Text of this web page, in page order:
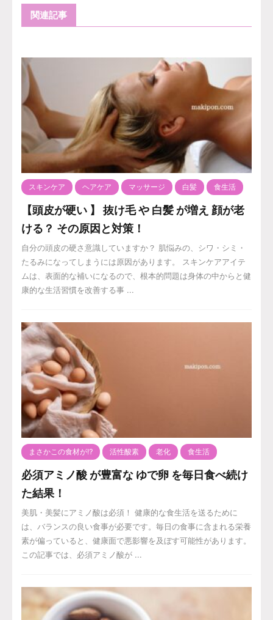
関連記事
スキンケア ヘアケア マッサージ 白髪 食生活
【頭皮が硬い 】 抜け毛 や 白髪 が増え 顔が老
ける？ その原因と対策！
自分の頭皮の硬さ意識していますか？ 肌悩みの、シワ・シミ・
たるみになってしまうには原因があります。 スキンケアアイテ
ムは、表面的な補いになるので、根本的問題は身体の中からと健
康的な生活習慣を改善する事 ...
まさかこの食材が⁉️ 活性酸素 老化 食生活
必須アミノ酸 が豊富な ゆで卵 を毎日食べ続け
た結果！
美肌・美髪にアミノ酸は必須！ 健康的な食生活を送るために
は、バランスの良い食事が必要です。毎日の食事に含まれる栄養
素が偏っていると、健康面で悪影響を及ぼす可能性があります。
この記事では、必須アミノ酸が ...